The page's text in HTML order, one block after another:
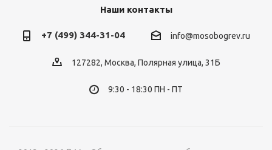
Наши контакты
+7 (499) 344-31-04 info@mosobogrev.ru
127282, Москва, Полярная улица, 31Б
9:30 - 18:30 ПН - ПТ